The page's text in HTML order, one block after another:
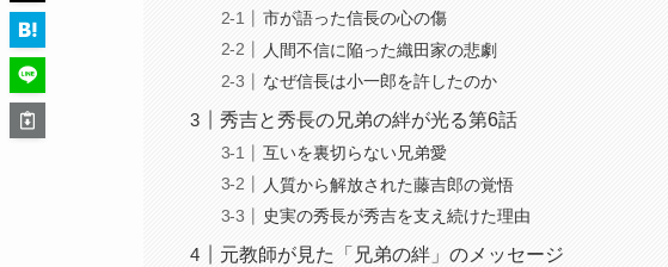
市が語った信長の心の傷
人間不信に陥った織田家の悲劇
なぜ信長は小一郎を許したのか
秀吉と秀長の兄弟の絆が光る第6話
互いを裏切らない兄弟愛
人質から解放された藤吉郎の覚悟
史実の秀長が秀吉を支え続けた理由
元教師が見た「兄弟の絆」のメッセージ